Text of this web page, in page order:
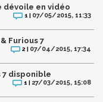
dévoile en vidéo
1 | 07/05/2015, 11:33
Furious 7
2 | 07/04/2015, 17:34
7 disponible
1 | 27/03/2015, 15:08